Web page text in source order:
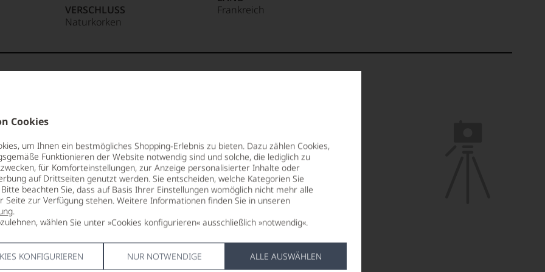
Cookies
um Ihnen ein bestmögliches Shopping-Erlebnis zu bieten. Dazu zählen Cookies,
Funktionieren der Website notwendig sind und solche, die lediglich zu
für Komforteinstellungen, zur Anzeige personalisierter Inhalte oder
auf Drittseiten genutzt werden. Sie entscheiden, welche Kategorien Sie
beachten Sie, dass auf Basis Ihrer Einstellungen womöglich nicht mehr alle
Seite zur Verfügung stehen. Weitere Informationen finden Sie in unseren
.
wählen Sie unter »Cookies konfigurieren« ausschließlich »notwendig«.
KONFIGURIEREN NUR NOTWENDIGE ALLE AUSWÄHLEN
Punkte:
VERSCHLUSS
Naturkorken
Frankreich
wie unter
Domaine Georges Noëllat. Vor Jahren
des jungen Maxime Cheurlin
schreiben sich bewundernd die Finger
Romanée kann er zurückgreifen,
konsequent in die Tat
weitgehend
unumgänglich ist. Das setzt
verfügt er. Keine Frage, man
bleibt die nicht.